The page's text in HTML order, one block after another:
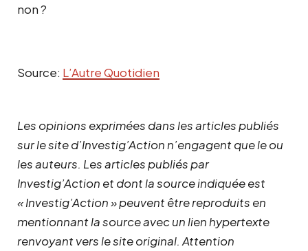
non ?
Source: L’Autre Quotidien
Les opinions exprimées dans les articles publiés
sur le site d’Investig’Action n’engagent que le ou
les auteurs. Les articles publiés par
Investig’Action et dont la source indiquée est
« Investig’Action » peuvent être reproduits en
mentionnant la source avec un lien hypertexte
renvoyant vers le site original. Attention